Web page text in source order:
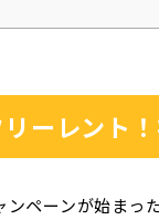
ーレント
ンペーンが始まっ